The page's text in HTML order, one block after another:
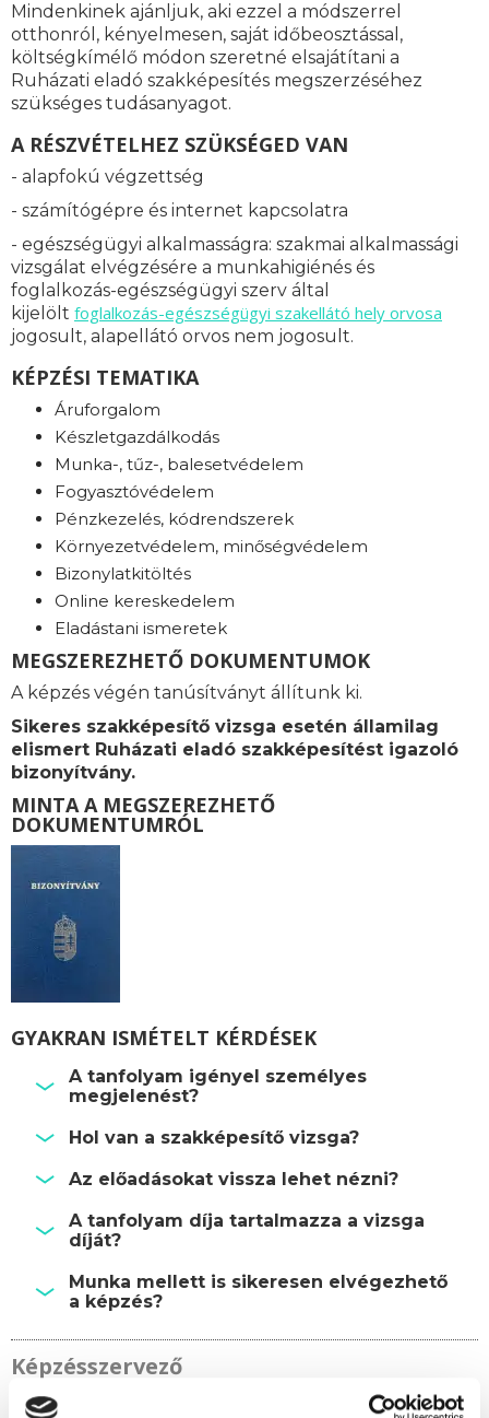
Mindenkinek ajánljuk, aki ezzel a módszerrel
otthonról, kényelmesen, saját időbeosztással,
költségkímélő módon szeretné elsajátítani a
Ruházati eladó szakképesítés megszerzéséhez
szükséges tudásanyagot.
A RÉSZVÉTELHEZ SZÜKSÉGED VAN
- alapfokú végzettség
- számítógépre és internet kapcsolatra
- egészségügyi alkalmasságra: szakmai alkalmassági
vizsgálat elvégzésére a munkahigiénés és
foglalkozás-egészségügyi szerv által
kijelölt foglalkozás-egészségügyi szakellátó hely orvosa
jogosult, alapellátó orvos nem jogosult.
KÉPZÉSI TEMATIKA
Áruforgalom
Készletgazdálkodás
Munka-, tűz-, balesetvédelem
Fogyasztóvédelem
Pénzkezelés, kódrendszerek
Környezetvédelem, minőségvédelem
Bizonylatkitöltés
Online kereskedelem
Eladástani ismeretek
MEGSZEREZHETŐ DOKUMENTUMOK
A képzés végén tanúsítványt állítunk ki.
Sikeres szakképesítő vizsga esetén államilag
elismert Ruházati eladó szakképesítést igazoló
bizonyítvány.
MINTA A MEGSZEREZHETŐ
DOKUMENTUMRÓL
GYAKRAN ISMÉTELT KÉRDÉSEK
A tanfolyam igényel személyes
megjelenést?
Hol van a szakképesítő vizsga?
Az előadásokat vissza lehet nézni?
A tanfolyam díja tartalmazza a vizsga
díját?
Munka mellett is sikeresen elvégezhető
a képzés?
Képzésszervező